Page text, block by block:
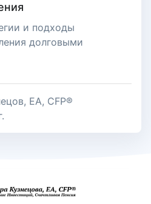
и подходы
долговыми
EA, CFP®